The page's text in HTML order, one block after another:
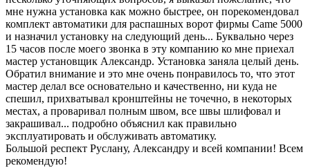
мне нужна установка как можно быстрее, он порекомендовал
комплект автоматики для распашных ворот фирмы Came 5000
и назначил установку на следующий день... Буквально через
15 часов после моего звонка в эту компанию ко мне приехал
мастер установщик Александр. Установка заняла целый день.
Обратил внимание и это мне очень понравилось то, что этот
мастер делал все основательно и качественно, ни куда не
спешил, прихватывал кронштейны не точечно, в некоторых
местах, а проваривал полным швом, все швы шлифовал и
закрашивал... подробно объяснил как правильно
эксплуатировать и обслуживать автоматику.
Большой респект Руслану, Александру и всей компании! Всем
рекомендую!